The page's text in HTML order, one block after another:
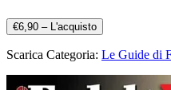
€6,90 – L'acquisto
Scarica Categoria: Le Guide di